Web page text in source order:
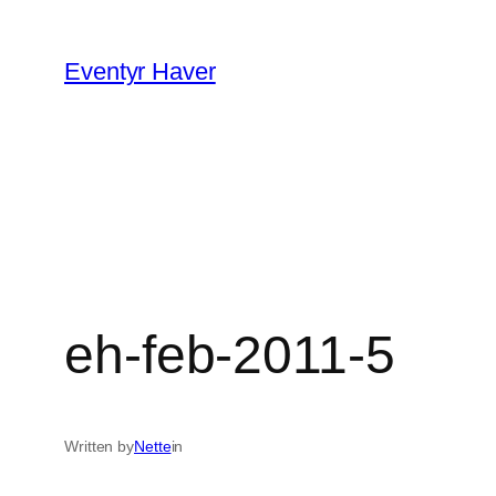
indhold
Eventyr Haver
eh-feb-2011-5
Written byNettein